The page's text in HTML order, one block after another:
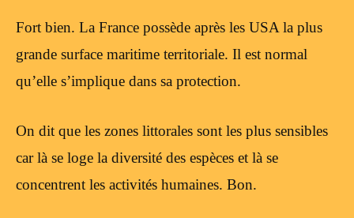
Fort bien. La France possède après les USA la plus
grande surface maritime territoriale. Il est normal
qu’elle s’implique dans sa protection.
On dit que les zones littorales sont les plus sensibles
car là se loge la diversité des espèces et là se
concentrent les activités humaines. Bon.